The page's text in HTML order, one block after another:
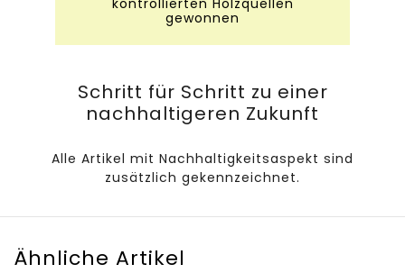
gewonnen
Schritt für Schritt zu einer
nachhaltigeren Zukunft
Alle Artikel mit Nachhaltigkeitsaspekt sind
zusätzlich gekennzeichnet.
Ähnliche Artikel